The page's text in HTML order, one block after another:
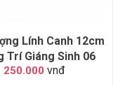
Lính Canh 12cm
Trí Giáng Sinh 06
250.000 vnđ